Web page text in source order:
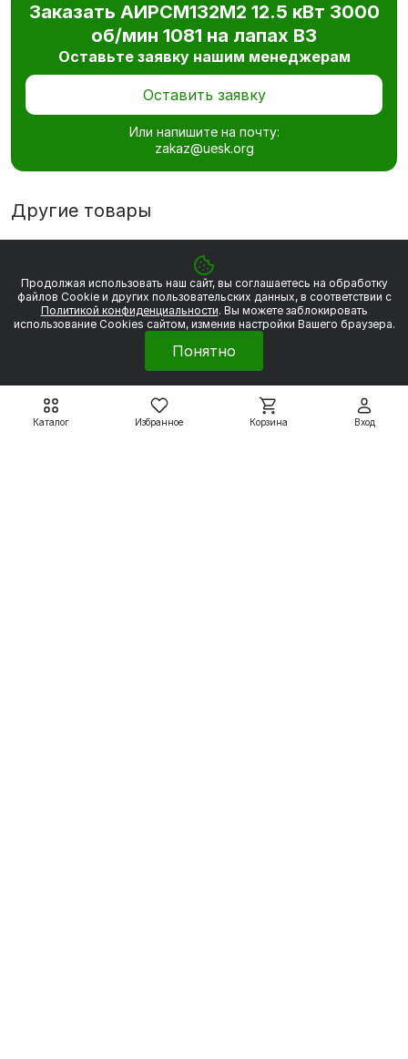
Каталог Избранное Корзина Вход
Заказать АИРCМ132M2 12.5 кВт 3000
об/мин 1081 на лапах В3
Оставьте заявку нашим менеджерам
Оставить заявку
Или напишите на почту:
zakaz@uesk.org
Другие товары
Продолжая использовать наш сайт, вы соглашаетесь на обработку
файлов Сookie и других пользовательских данных, в соответствии с
Политикой конфиденциальности. Вы можете заблокировать
использование Cookies сайтом, изменив настройки Вашего браузера.
Понятно